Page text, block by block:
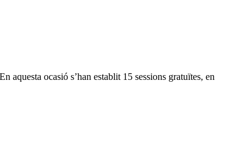
ocasió s’han establit 15 sessions gratuïtes, en